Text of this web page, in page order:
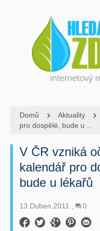
Domů Aktuality
pro dospělé, bude u ..
V ČR vzniká
kalendář pro
bude u lékařů
13.Duben.2011 0